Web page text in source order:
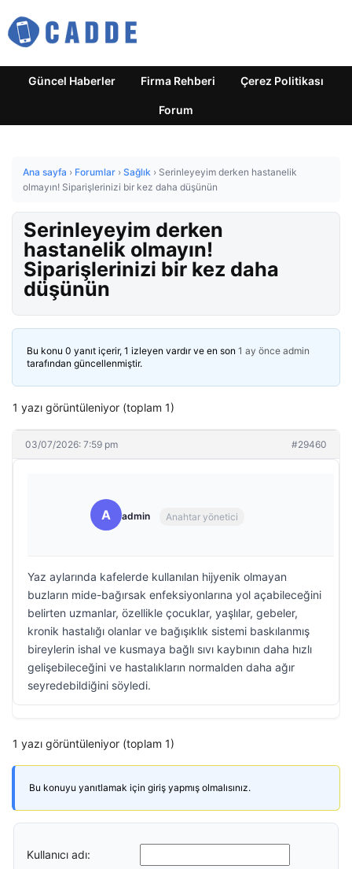
Güncel Haberler Firma Rehberi Çerez Politikası
Forum
Ana sayfa › Forumlar › Sağlık › Serinleyeyim derken hastanelik
olmayın! Siparişlerinizi bir kez daha düşünün
Serinleyeyim derken
hastanelik olmayın!
Siparişlerinizi bir kez daha
düşünün
Bu konu 0 yanıt içerir, 1 izleyen vardır ve en son 1 ay önce admin
tarafından güncellenmiştir.
1 yazı görüntüleniyor (toplam 1)
03/07/2026: 7:59 pm #29460
A admin Anahtar yönetici
Yaz aylarında kafelerde kullanılan hijyenik olmayan
buzların mide-bağırsak enfeksiyonlarına yol açabileceğini
belirten uzmanlar, özellikle çocuklar, yaşlılar, gebeler,
kronik hastalığı olanlar ve bağışıklık sistemi baskılanmış
bireylerin ishal ve kusmaya bağlı sıvı kaybının daha hızlı
gelişebileceğini ve hastalıkların normalden daha ağır
seyredebildiğini söyledi.
1 yazı görüntüleniyor (toplam 1)
Bu konuyu yanıtlamak için giriş yapmış olmalısınız.
Kullanıcı adı: